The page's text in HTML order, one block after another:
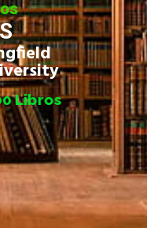
os
Libros